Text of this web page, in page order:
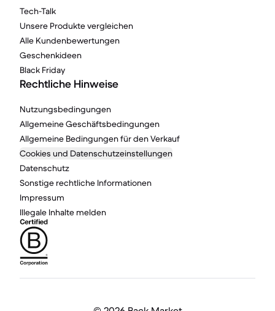
Tech-Talk
Unsere Produkte vergleichen
Alle Kundenbewertungen
Geschenkideen
Black Friday
Rechtliche Hinweise
Nutzungsbedingungen
Allgemeine Geschäftsbedingungen
Allgemeine Bedingungen für den Verkauf
Cookies und Datenschutzeinstellungen
Datenschutz
Sonstige rechtliche Informationen
Impressum
Illegale Inhalte melden